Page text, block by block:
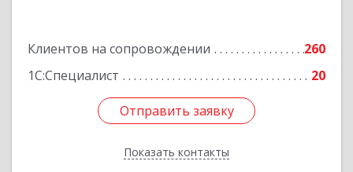
Клиентов на сопровождении
260
1С:Специалист
20
Отправить заявку
Показать контакты
Отправить заявку
Назад